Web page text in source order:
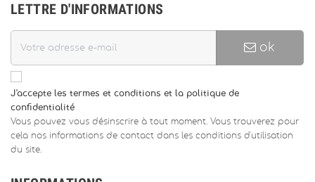
LETTRE D'INFORMATIONS
ok
J'accepte les termes et conditions et la politique de
confidentialité
Vous pouvez vous désinscrire à tout moment. Vous trouverez pour
cela nos informations de contact dans les conditions d'utilisation
du site.